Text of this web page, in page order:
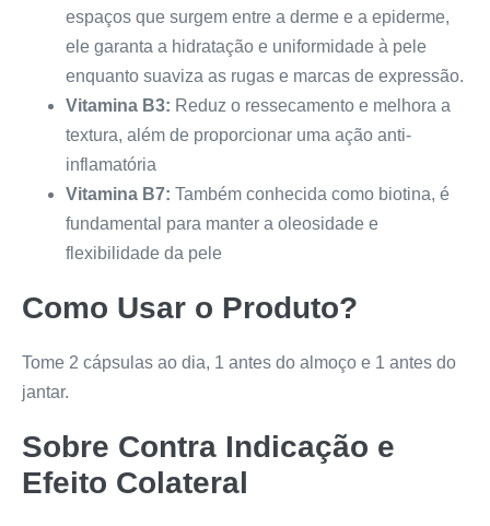
espaços que surgem entre a derme e a epiderme,
ele garanta a hidratação e uniformidade à pele
enquanto suaviza as rugas e marcas de expressão.
Vitamina B3: Reduz o ressecamento e melhora a
textura, além de proporcionar uma ação anti-
inflamatória
Vitamina B7: Também conhecida como biotina, é
fundamental para manter a oleosidade e
flexibilidade da pele
Como Usar o Produto?
Tome 2 cápsulas ao dia, 1 antes do almoço e 1 antes do
jantar.
Sobre Contra Indicação e
Efeito Colateral